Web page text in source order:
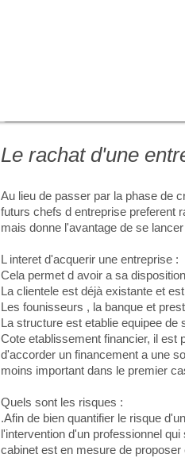
Le rachat d'une
Au lieu de passer par la phase de
futurs chefs d entreprise preferent
mais donne l'avantage de se
L interet d'acquerir une entreprise :
Cela permet d avoir a sa
La clientele est déjà existante et
Les founisseurs , la banque et
La structure est etablie equipee
Cote etablissement financier, il est
d'accorder un financement a une
moins important dans le premier
Quels sont les risques :
.Afin de bien quantifier le risque
l'intervention d'un professionnel
cabinet est en mesure de